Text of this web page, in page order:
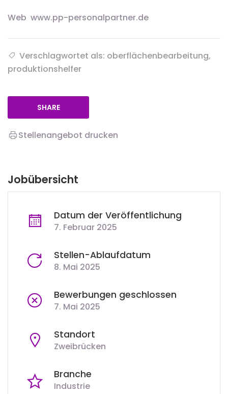
Web www.pp-personalpartner.de
Verschlagwortet als: oberflächenbearbeitung,
produktionshelfer
SHARE
Stellenangebot drucken
Jobübersicht
Datum der Veröffentlichung
7. Februar 2025
Stellen-Ablaufdatum
8. Mai 2025
Bewerbungen geschlossen
7. Mai 2025
Standort
Zweibrücken
Branche
Industrie